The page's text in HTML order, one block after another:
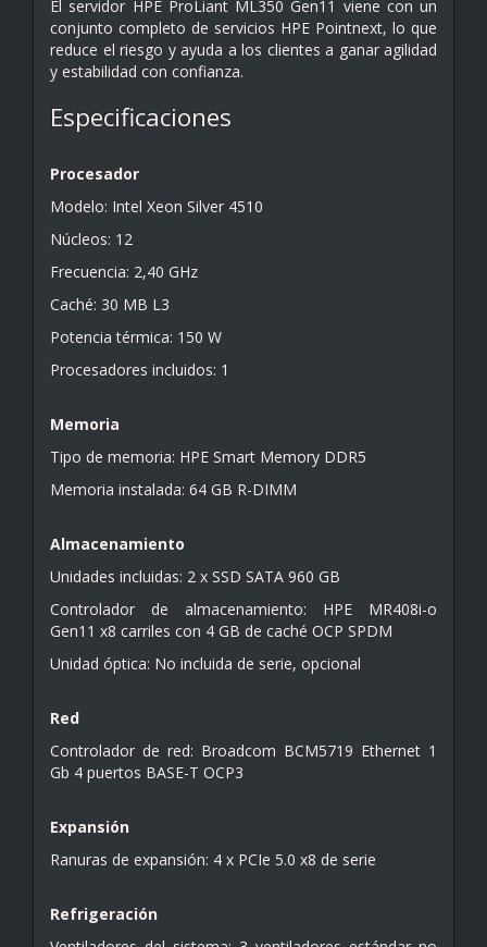
El servidor HPE ProLiant ML350 Gen11 viene con un
conjunto completo de servicios HPE Pointnext, lo que
reduce el riesgo y ayuda a los clientes a ganar agilidad
y estabilidad con confianza.
Especificaciones
Procesador
Modelo: Intel Xeon Silver 4510
Núcleos: 12
Frecuencia: 2,40 GHz
Caché: 30 MB L3
Potencia térmica: 150 W
Procesadores incluidos: 1
Memoria
Tipo de memoria: HPE Smart Memory DDR5
Memoria instalada: 64 GB R-DIMM
Almacenamiento
Unidades incluidas: 2 x SSD SATA 960 GB
Controlador de almacenamiento: HPE MR408i-o
Gen11 x8 carriles con 4 GB de caché OCP SPDM
Unidad óptica: No incluida de serie, opcional
Red
Controlador de red: Broadcom BCM5719 Ethernet 1
Gb 4 puertos BASE-T OCP3
Expansión
Ranuras de expansión: 4 x PCIe 5.0 x8 de serie
Refrigeración